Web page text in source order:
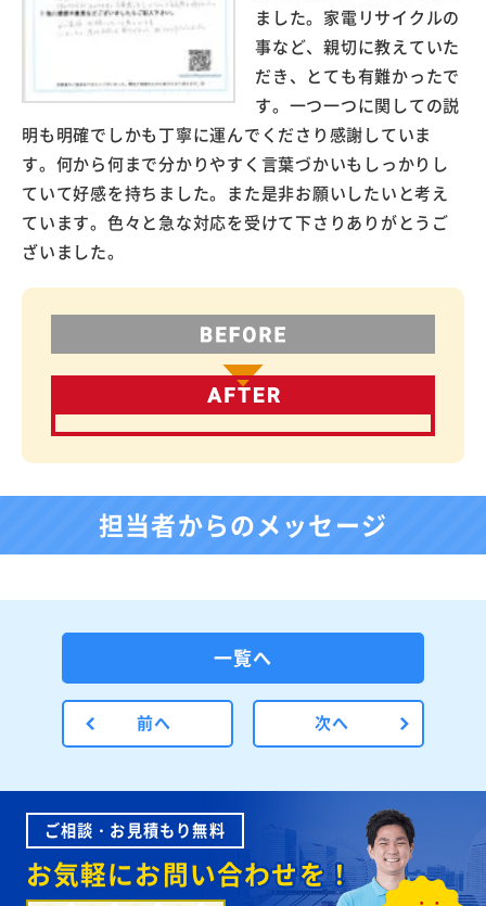
ました。家電リサイクルの
事など、親切に教えていた
だき、とても有難かったで
す。一つ一つに関しての説
明も明確でしかも丁寧に運んでくださり感謝していま
す。何から何まで分かりやすく言葉づかいもしっかりし
ていて好感を持ちました。また是非お願いしたいと考え
ています。色々と急な対応を受けて下さりありがとうご
ざいました。
担当者からのメッセージ
前へ
一覧へ
次へ
ご相談・お見積もり無料
お気軽にお問い合わせを！